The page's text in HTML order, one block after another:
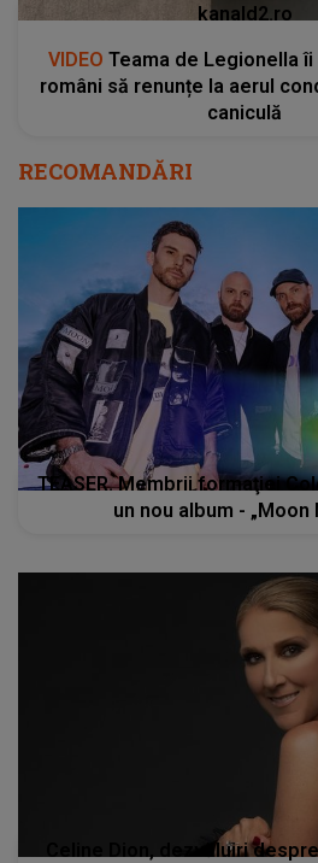
kanald2.ro
VIDEO Teama de Legionella
români să renunțe la aerul
caniculă
RECOMANDĂRI
TEASER. Membrii formaţiei
un nou album - „Moon
Celine Dion, dezvăluiri